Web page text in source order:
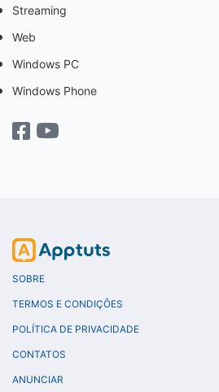
Streaming
Web
Windows PC
Windows Phone
SOBRE
TERMOS E CONDIÇÕES
POLÍTICA DE PRIVACIDADE
CONTATOS
ANUNCIAR